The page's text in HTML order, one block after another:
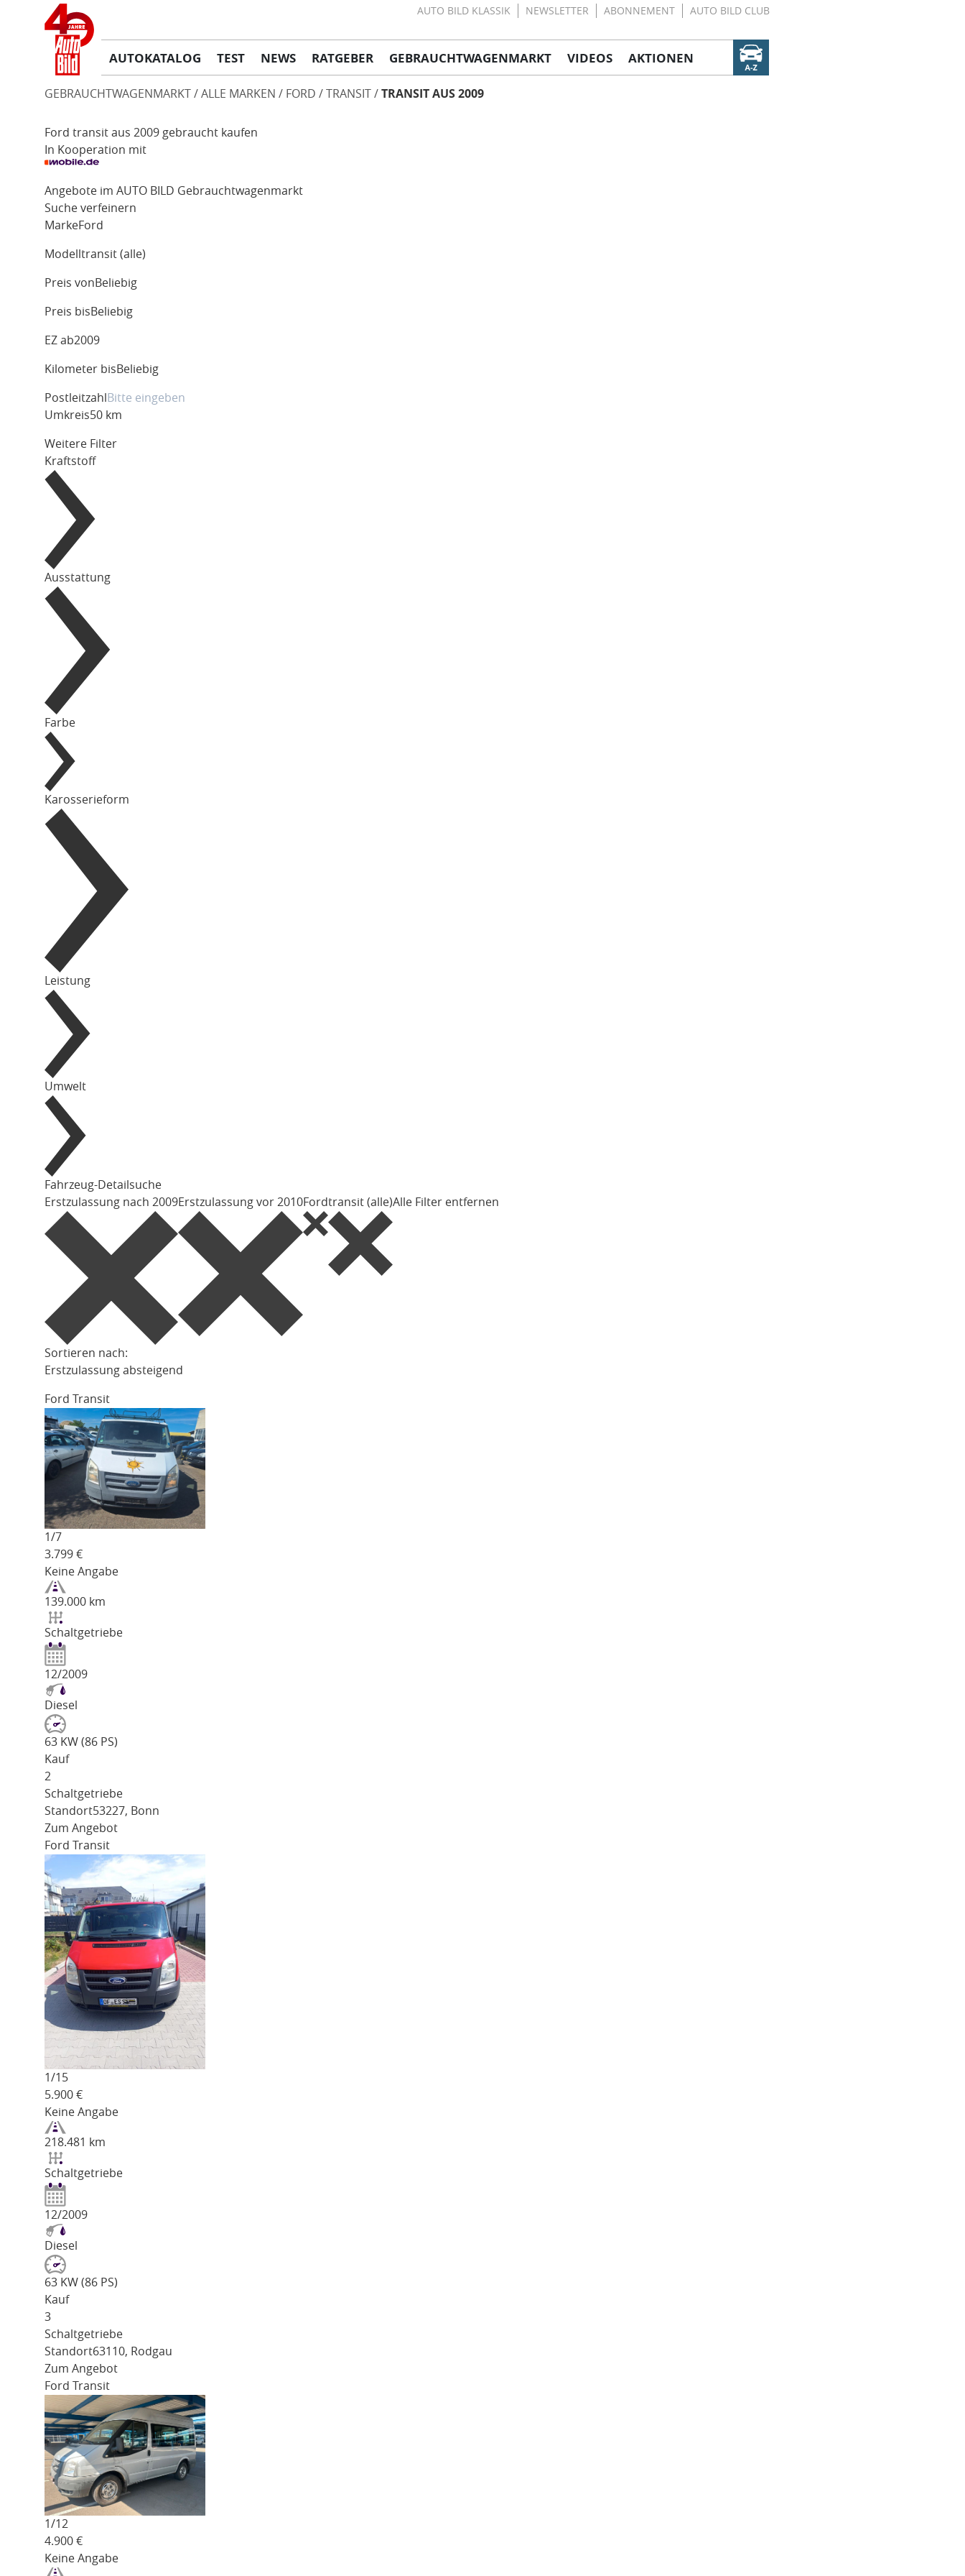
AUTO BILD KLASSIK NEWSLETTER ABONNEMENT AUTO BILD CLUB
AUTOKATALOG TEST NEWS RATGEBER GEBRAUCHTWAGENMARKT VIDEOS AKTIONEN
GEBRAUCHTWAGENMARKT ALLE MARKEN FORD TRANSIT TRANSIT AUS 2009
Ford transit aus 2009 gebraucht kaufen
In Kooperation mit
Angebote im AUTO BILD Gebrauchtwagenmarkt
Suche verfeinern
MarkeFord
Modell transit (alle)
Preis von Beliebig
Preis bis Beliebig
EZ ab2009
Kilometer bis Beliebig
Postleitzahl
Umkreis50 km
Weitere Filter
Kraftstoff
Ausstattung
Farbe
Karosserieform
Leistung
Umwelt
Fahrzeug-Detailsuche
Erstzulassung nach 2009Erstzulassung vor 2010Fordtransit (alle)Alle Filter entfernen
Sortieren nach:
Erstzulassung absteigend
Ford Transit
1/7
3.799 €
Keine Angabe
139.000 km
Schaltgetriebe
12/2009
Diesel
63 KW (86 PS)
Kauf
2
Schaltgetriebe
Standort53227, Bonn
Zum Angebot
Ford Transit
1/15
5.900 €
Keine Angabe
218.481 km
Schaltgetriebe
12/2009
Diesel
63 KW (86 PS)
Kauf
3
Schaltgetriebe
Standort63110, Rodgau
Zum Angebot
Ford Transit
1/12
4.900 €
Keine Angabe